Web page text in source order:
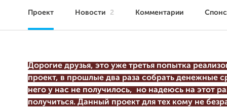
Проект Новости 2 Комментарии
Дорогие друзья, это уже третья попытка
проект, в прошлые два раза собрать денежные
него у нас не получилось, но надеюсь на этот
получиться. Данный проект для тех кому не